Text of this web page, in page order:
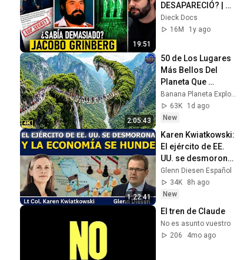
19:51
DESAPARECIÓ? |
Documental
Dieck Docs
16M
1y ago
2:05:43
50 de Los Lugares
Más Bellos Del
Planeta Que
Sorprendieron al
Mundo |
Documental 4K
Banana Planeta Exploración
63K
1d ago
New
1:22:41
Karen Kwiatkowski:
El ejército de EE.
UU. se desmorona
y la economía se
hunde
Glenn Diesen Español
34K
8h ago
New
El tren de Claude
No es asunto vuestro
206
4mo ago